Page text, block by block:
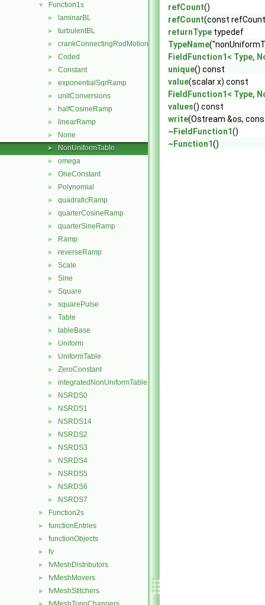
▼ Function1s
► laminarBL
► turbulentBL
► crankConnectingRodMotion
► Coded
► Constant
► exponentialSqrRamp
► unitConversions
► halfCosineRamp
► linearRamp
► None
► NonUniformTable
► omega
► OneConstant
► Polynomial
► quadraticRamp
► quarterCosineRamp
► quarterSineRamp
► Ramp
► reverseRamp
► Scale
► Sine
► Square
► squarePulse
► Table
► tableBase
► Uniform
► UniformTable
► ZeroConstant
► integratedNonUniformTable
► NSRDS0
► NSRDS1
► NSRDS14
► NSRDS2
► NSRDS3
► NSRDS4
► NSRDS5
► NSRDS6
► NSRDS7
► Function2s
► functionEntries
► functionObjects
► fv
► fvMeshDistributors
► fvMeshMovers
► fvMeshStitchers
refCount()
refCount(const
returnType typedef
TypeName
FieldFunction1< Type,
unique() const
value(scalar x) const
FieldFunction1< Type,
values() const
write(Ostream &os,
~FieldFunction1()
~Function1()